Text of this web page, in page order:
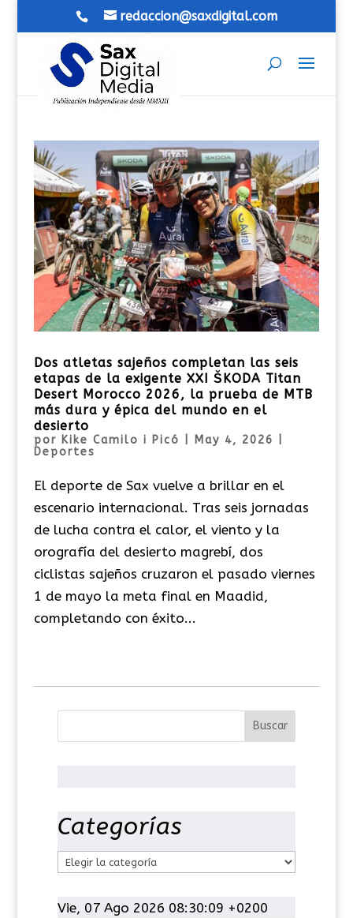
redaccion@saxdigital.com
Dos atletas sajeños completan las seis
etapas de la exigente XXI ŠKODA Titan
Desert Morocco 2026, la prueba de MTB
más dura y épica del mundo en el
desierto
por Kike Camilo i Picó May 4, 2026
Deportes
El deporte de Sax vuelve a brillar en el
escenario internacional. Tras seis jornadas
de lucha contra el calor, el viento y la
orografía del desierto magrebí, dos
ciclistas sajeños cruzaron el pasado viernes
1 de mayo la meta final en Maadid,
completando con éxito...
Categorías
t
Vie, 07 Ago 2026 08:30:09 +0200